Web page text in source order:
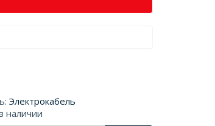
Электрокабель
наличии